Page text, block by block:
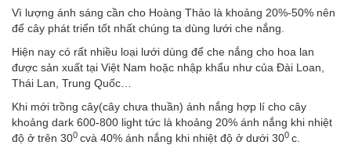
Vì lượng ánh sáng cần cho Hoàng Thảo là khoảng 20%-50% nên
để cây phát triển tốt nhất chúng ta dùng lưới che nắng.
Hiện nay có rất nhiều loại lưới dùng để che nắng cho hoa lan
được sản xuất tại Việt Nam hoặc nhập khẩu như của Đài Loan,
Thái Lan, Trung Quốc…
Khi mới trồng cây(cây chưa thuần) ánh nắng hợp lí cho cây
khoảng dark 600-800 light tức là khoảng 20% ánh nắng khi nhiệt
độ ở trên 300 cvà 40% ánh nắng khi nhiệt độ ở dưới 300 c.